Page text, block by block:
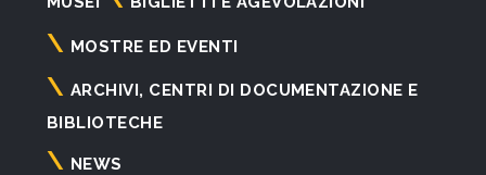
principale
MOSTRE ED EVENTI
ARCHIVI, CENTRI DI DOCUMENTAZIONE E
BIBLIOTECHE
NEWS